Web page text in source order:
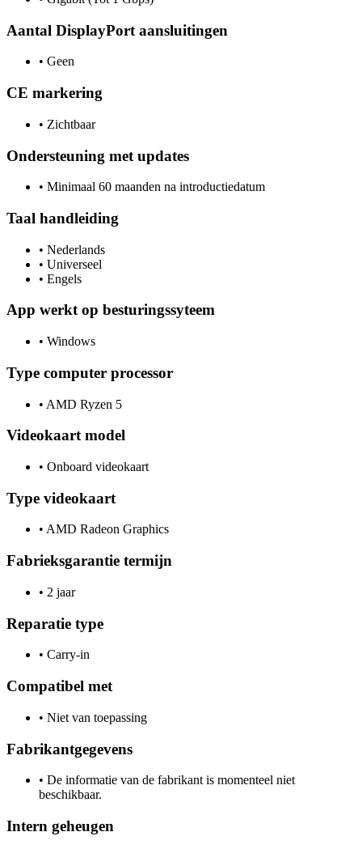
Aantal DisplayPort aansluitingen
• Geen
CE markering
• Zichtbaar
Ondersteuning met updates
• Minimaal 60 maanden na introductiedatum
Taal handleiding
• Nederlands
• Universeel
• Engels
App werkt op besturingssyteem
• Windows
Type computer processor
• AMD Ryzen 5
Videokaart model
• Onboard videokaart
Type videokaart
• AMD Radeon Graphics
Fabrieksgarantie termijn
• 2 jaar
Reparatie type
• Carry-in
Compatibel met
• Niet van toepassing
Fabrikantgegevens
• De informatie van de fabrikant is momenteel niet
beschikbaar.
Intern geheugen